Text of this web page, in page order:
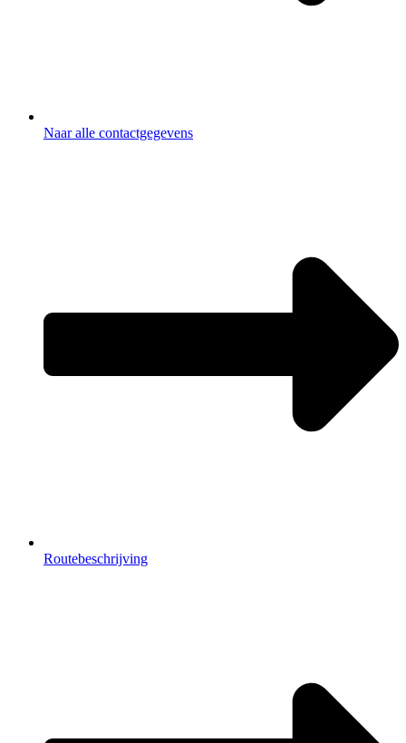
Naar alle contactgegevens
Routebeschrijving